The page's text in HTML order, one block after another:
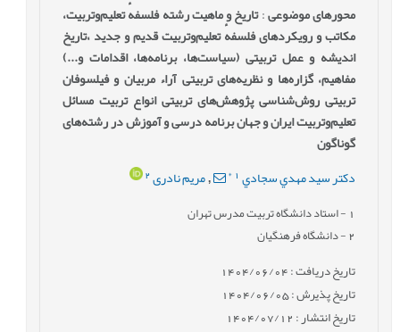
محورهای موضوعی:تاریخ و ماهیت رشته فلسفهٔ ‌تعلیم‌وتربیت،
مکاتب و رویکردهای فلسفهٔ ‌تعلیم‌وتربیت قدیم و جدید ،تاریخ
اندیشه و عمل تربیتی (سیاست‌ها، برنامه‌ها، اقدامات و...)
مفاهیم، گزاره‌ها و نظریه‌های تربیتی آراء مربیان و فیلسوفان
تربیتی روش‌شناسی پژوهش‌های تربیتی انواع تربیت مسائل
تعلیم‌وتربیت ایران و جهان برنامه درسی و آموزش در رشته‌های
گوناگون
دكتر سيد مهدي سجادي *
,مریم نادری 2
- استاد دانشگاه تربيت مدرس تهران
2- دانشگاه فرهنگیان
تاریخ دریافت : 1404/06/04
تاریخ پذیرش : 1404/06/05
تاریخ انتشار : 1404/07/12